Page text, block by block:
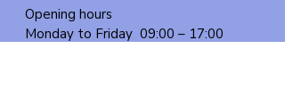
Opening hours
Monday to Friday 09:00 – 17:00